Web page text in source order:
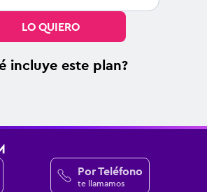
LO QUIERO
incluye este plan?
Por Teléfono
te llamamos